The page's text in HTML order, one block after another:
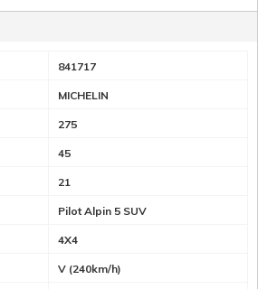
841717
MICHELIN
275
45
21
Pilot Alpin 5 SUV
4X4
V (240km/h)